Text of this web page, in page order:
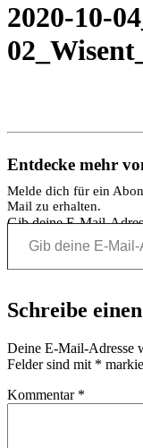
2020-10-
Entdecke mehr
Melde dich für ein
Mail zu erhalten.
Gib deine E-Mail-
Schreibe
Deine E-Mail-Adresse
Felder sind mit *
Kommentar *